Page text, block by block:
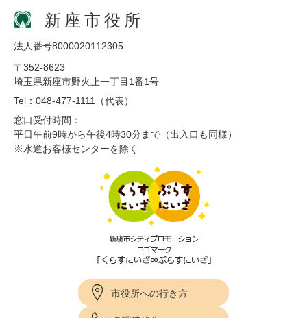
新座市役所
法人番号8000020112305
〒352-8623
埼玉県新座市野火止一丁目1番1号
Tel：048-477-1111（代表）
窓口受付時間：
平日午前9時から午後4時30分まで（出入口も同様）
※水道お客様センターを除く
市役所への行き方